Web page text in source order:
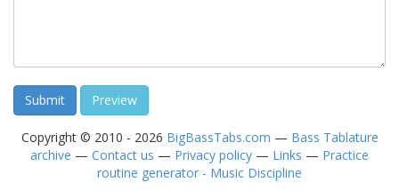
Copyright © 2010 - 2026 BigBassTabs.com — Bass Tablature
archive — Contact us — Privacy policy — Links — Practice
routine generator - Music Discipline